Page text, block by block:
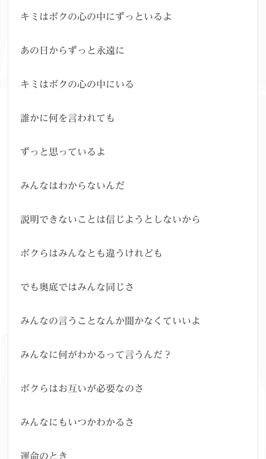
キミはボクの心の中にずっといるよ
あの日からずっと永遠に
キミはボクの心の中にいる
誰かに何を言われても
ずっと思っているよ
みんなはわからないんだ
説明できないことは信じようとしないから
ボクらはみんなとも違うけれども
でも奥底ではみんな同じさ
みんなの言うことなんか聞かなくていいよ
みんなに何がわかるって言うんだ？
ボクらはお互いが必要なのさ
みんなにもいつかわかるさ
運命のとき